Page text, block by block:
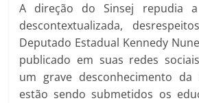
A direção do Sinsej repudia a
descontextualizada,
Deputado Estadual Kennedy
publicado em suas redes
um grave desconhecimento
estão sendo submetidos os